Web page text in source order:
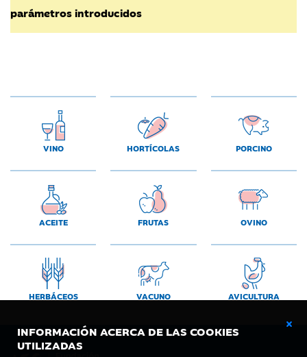
INFORMACIÓN ACERCA DE LAS COOKIES
UTILIZADAS
parámetros introducidos
VINO HORTÍCOLAS PORCINO
ACEITE FRUTAS OVINO
HERBÁCEOS VACUNO AVICULTURA